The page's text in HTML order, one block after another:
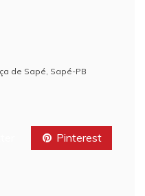
de Sapé Sapé-PB
Pinterest